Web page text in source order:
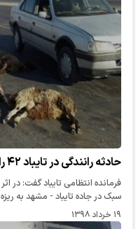
حادثه رانندگی در تایباد ۴۲ راس گوسفند را تلف کرد
سبک در جاده تایباد - مشهد به ریزه ۴۲ راس…
۱۹ خرداد ۱۳۹۸